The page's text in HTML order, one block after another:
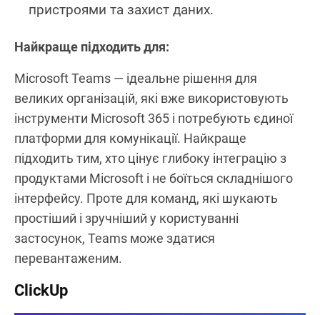
пристроями та захист даних.
Найкраще підходить для:
Microsoft Teams — ідеальне рішення для
великих організацій, які вже використовують
інструменти Microsoft 365 і потребують єдиної
платформи для комунікації. Найкраще
підходить тим, хто цінує глибоку інтеграцію з
продуктами Microsoft і не боїться складнішого
інтерфейсу. Проте для команд, які шукають
простіший і зручніший у користуванні
застосунок, Teams може здатися
перевантаженим.
ClickUp